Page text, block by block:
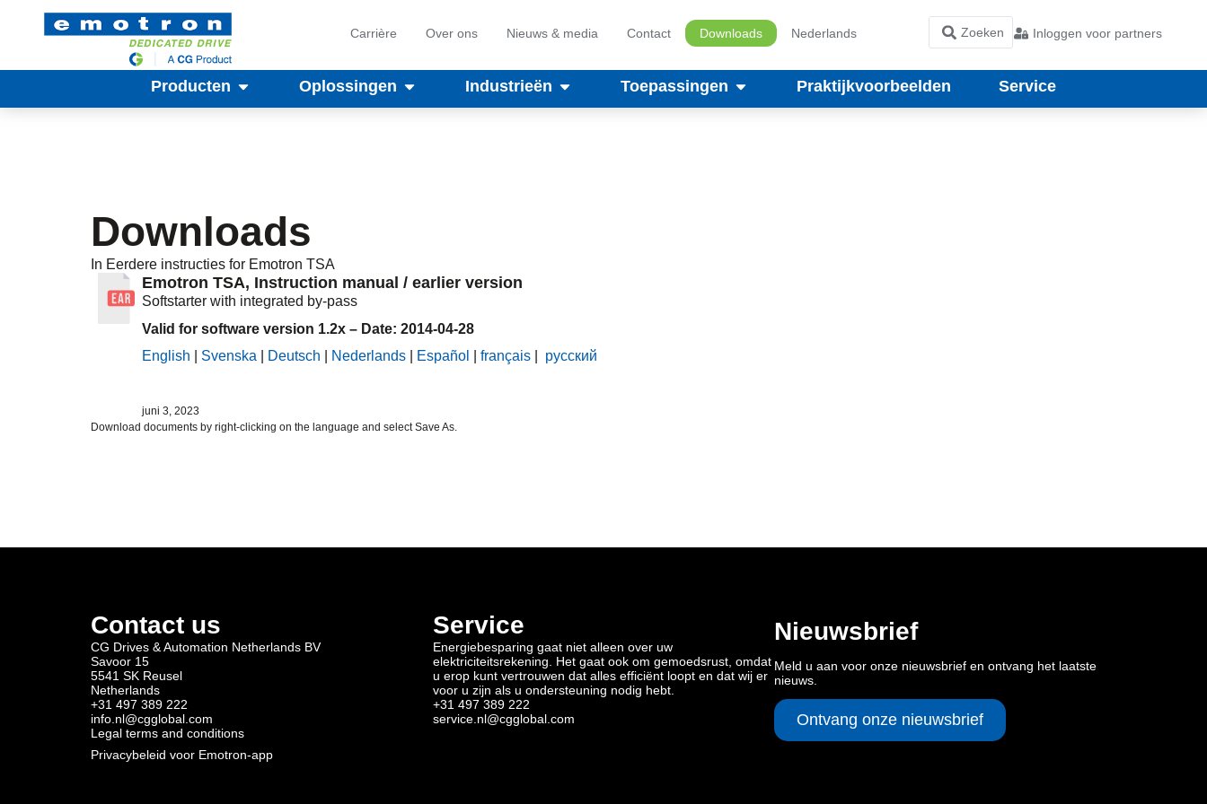
Carrière Over ons Nieuws & media Contact Downloads Nederlands Inloggen voor partners
Producten Oplossingen Industrieën Toepassingen Praktijkvoorbeelden Service
Downloads
In Eerdere instructies for Emotron TSA
Emotron TSA, Instruction manual / earlier version
Softstarter with integrated by-pass
Valid for software version 1.2x – Date: 2014-04-28
English
Svenska Deutsch Nederlands| Español français| русский
juni 3, 2023
Download documents by right-clicking on the language and select Save As.
Contact us
CG Drives & Automation Netherlands BV
Savoor 15
5541 SK Reusel
Netherlands
+31 497 389 222
info.nl@cgglobal.com
Legal terms and conditions
Privacybeleid voor Emotron-app
Service
Energiebesparing gaat niet alleen over uw
elektriciteitsrekening. Het gaat ook om gemoedsrust, omdat
u erop kunt vertrouwen dat alles efficiënt loopt en dat wij er
voor u zijn als u ondersteuning nodig hebt.
+31 497 389 222
service.nl@cgglobal.com
Nieuwsbrief
Meld u aan voor onze nieuwsbrief en ontvang het laatste
nieuws.
Ontvang onze nieuwsbrief